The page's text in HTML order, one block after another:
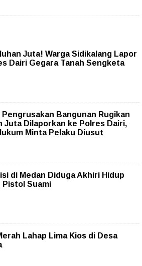
Juta! Warga Sidikalang Lapor
Dairi Gegara Tanah Sengketa
Pengrusakan Bangunan Rugikan
Juta Dilaporkan ke Polres Dairi,
Minta Pelaku Diusut
di Medan Diduga Akhiri Hidup
Pistol Suami
Lahap Lima Kios di Desa